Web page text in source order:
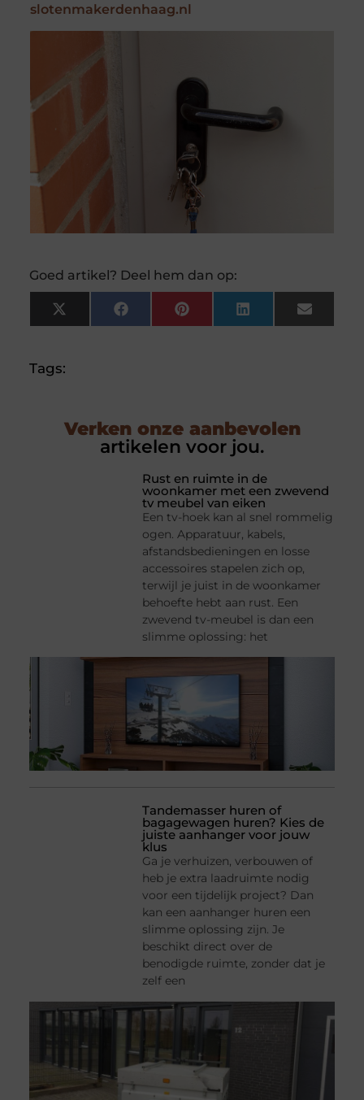
slotenmakerdenhaag.nl
Goed artikel? Deel hem dan op:
X
(Twitter)
FacebookPinterestLinkedInEmail
Tags:
Verken onze aanbevolen
artikelen voor jou.
Rust en ruimte in de
woonkamer met een zwevend
tv meubel van eiken
Een tv-hoek kan al snel rommelig
ogen. Apparatuur, kabels,
afstandsbedieningen en losse
accessoires stapelen zich op,
terwijl je juist in de woonkamer
behoefte hebt aan rust. Een
zwevend tv-meubel is dan een
slimme oplossing: het
Tandemasser huren of
bagagewagen huren? Kies de
juiste aanhanger voor jouw
klus
Ga je verhuizen, verbouwen of
heb je extra laadruimte nodig
voor een tijdelijk project? Dan
kan een aanhanger huren een
slimme oplossing zijn. Je
beschikt direct over de
benodigde ruimte, zonder dat je
zelf een